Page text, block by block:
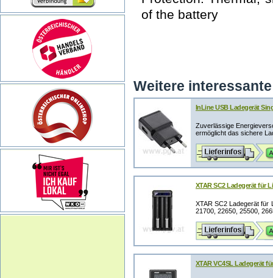
of the battery
Weitere
InLine USB Ladegerät
Zuverlässige
ermöglicht das sichere
XTAR SC2 Ladegerät für
XTAR SC2 Ladegerät für
21700, 22650, 25500,
XTAR VC4SL Ladegerät